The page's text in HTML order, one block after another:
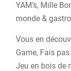
YAM’s, Mille
monde &
Vous en
Game, Fais
Jeu en bois de